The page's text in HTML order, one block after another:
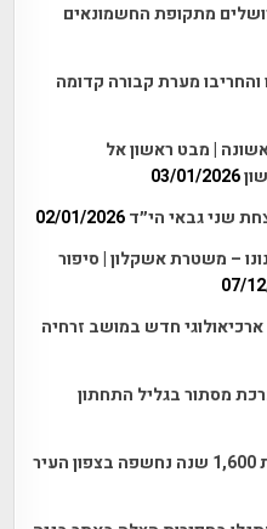
מתקופת החשמונאים
מערת קבורה קדומה
| מבט ראשון אל
03/01/2026
שני גבאי הי״ד 02/01/2026
– משטרת אשקלון | סיפור
07/
חדש במושב זרחיה
מסתור בגליל התחתון
שרידי אחוזה שומרונית מפוארת בת 1,600 שנה נחשפה בצפון העיר